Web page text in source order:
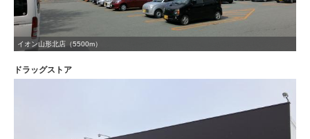
イオン山形北店（5500m）
ドラッグストア